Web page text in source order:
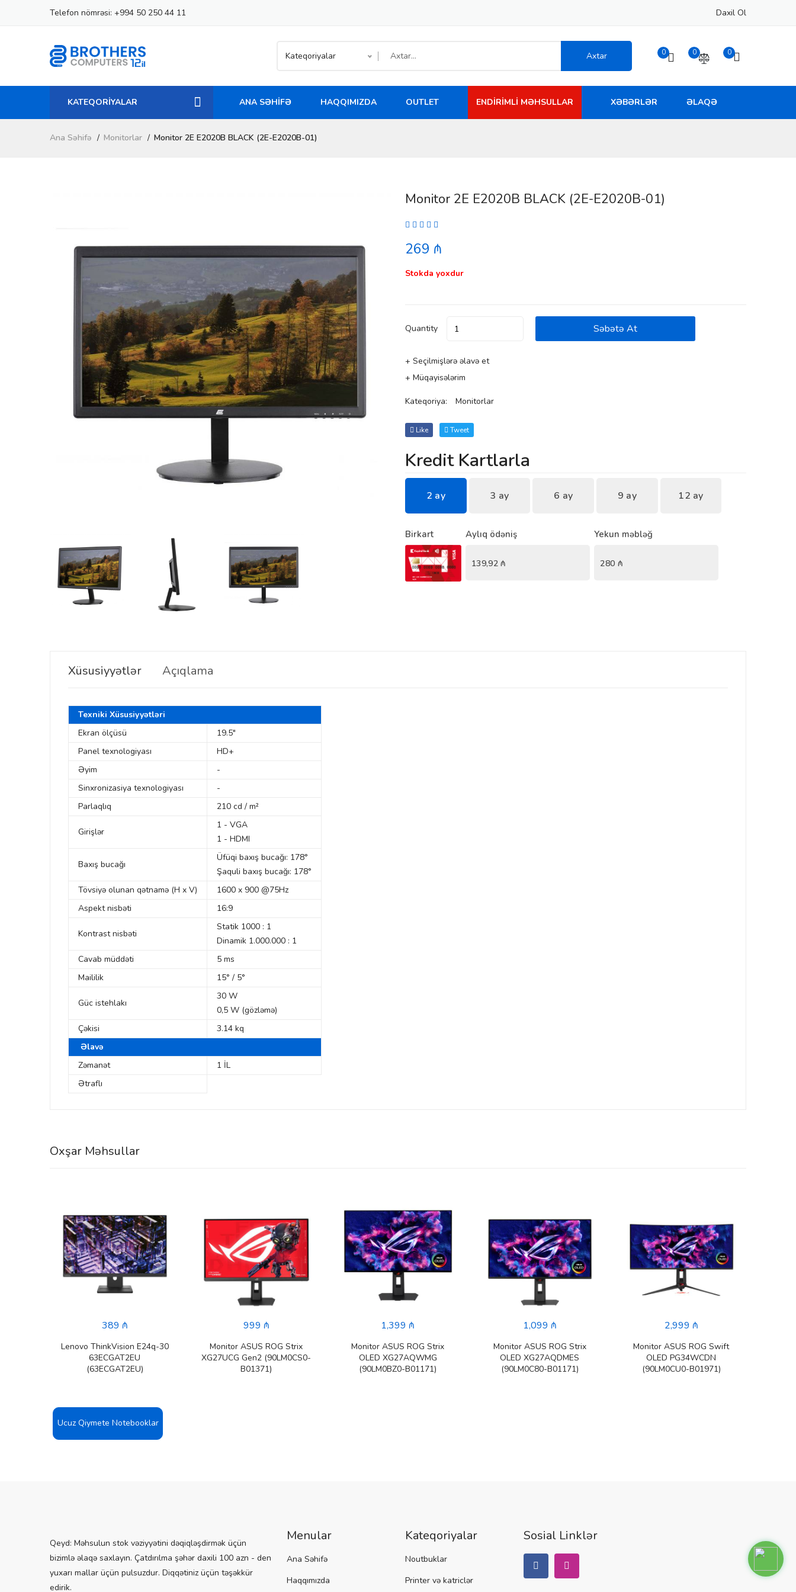
Telefon nömrəsi: +994 50 250 44 11 Daxil Ol
Kateqoriyalar Axtar 0 0 0
KATEQORİYALAR ANA SƏHIFƏ HAQQIMIZDA OUTLET ENDIRIMLI MƏHSULLAR XƏBƏRLƏR ƏLAQƏ
Ana Səhifə Monitorlar Monitor 2E E2020B BLACK (2E-E2020B-01)
Monitor 2E E2020B BLACK (2E-E2020B-01)
269 ₼
Stokda yoxdur
Quantity Səbətə At
+ Seçilmişlərə əlavə et
+ Müqayisələrim
Kateqoriya: Monitorlar
Like Tweet
Kredit Kartlarla
2 ay 3 ay 6 ay 9 ay 12 ay
Birkart Aylıq ödəniş
139,92₼
Yekun məbləğ
280 ₼
Xüsusiyyətlər Açıqlama
Texniki Xüsusiyyətləri
Ekran ölçüsü
19.5"
Panel texnologiyası
HD+
Əyim
-
Sinxronizasiya texnologiyası
-
Parlaqlıq
210 cd / m²
Girişlər
1 - VGA
1 - HDMI
Baxış bucağı
Üfüqi baxış bucağı: 178°
Şaquli baxış bucağı: 178°
Tövsiyə olunan qətnamə (H x V)
1600 x 900 @75Hz
Aspekt nisbəti
16:9
Kontrast nisbəti
Statik 1000 : 1
Dinamik 1.000.000 : 1
Cavab müddəti
5 ms
Maililik
15° / 5°
Güc istehlakı
30 W
0,5 W (gözləmə)
Çəkisi
3.14 kq
Əlavə
Zəmanət
1 İL
Ətraflı
Oxşar Məhsullar
389 ₼
Lenovo ThinkVision E24q-30
63ECGAT2EU
(63ECGAT2EU)
999 ₼
Monitor ASUS ROG Strix
XG27UCG Gen2 (90LM0CS0-
B01371)
1,399 ₼
Monitor ASUS ROG Strix
OLED XG27AQWMG
(90LM0BZ0-B01171)
1,099 ₼
Monitor ASUS ROG Strix
OLED XG27AQDMES
(90LM0C80-B01171)
2,999 ₼
Monitor ASUS ROG Swift
OLED PG34WCDN
(90LM0CU0-B01971)
Ucuz Qiymete Notebooklar
Qeyd: Məhsulun stok vəziyyətini dəqiqləşdirmək üçün
bizimlə əlaqə saxlayın. Çatdırılma şəhər daxili 100 azn - den
yuxarı mallar üçün pulsuzdur. Diqqətiniz üçün təşəkkür
edirik.
Menular
Ana Səhifə
Haqqımızda
Kateqoriyalar
Noutbuklar
Printer və katriclər
Sosial Linklər